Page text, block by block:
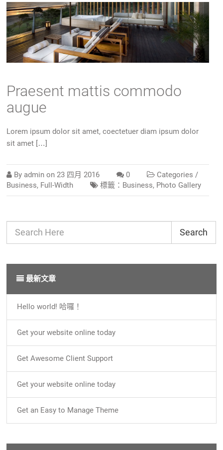
Praesent mattis commodo
augue
Lorem ipsum dolor sit amet, coectetuer diam ipsum dolor
sit amet […]
By admin on23 四月 2016 0
Categories /
Business, Full-Width 標籤： Business, Photo Gallery
Search
最新文章
Hello world! 哈囉！
Get your website online today
Get Awesome Client Support
Get your website online today
Get an Easy to Manage Theme